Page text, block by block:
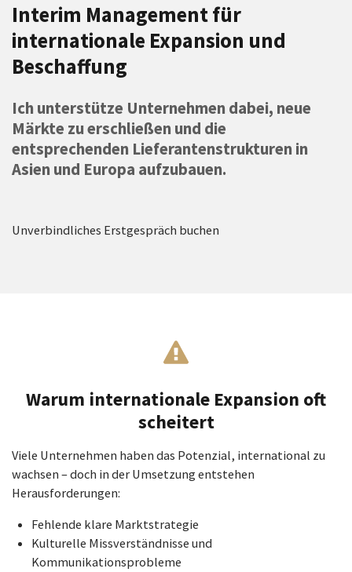
Interim Management für
internationale Expansion und
Beschaffung
Ich unterstütze Unternehmen dabei, neue
Märkte zu erschließen und die
entsprechenden Lieferantenstrukturen in
Asien und Europa aufzubauen.
Unverbindliches Erstgespräch buchen
Warum internationale Expansion oft
scheitert
Viele Unternehmen haben das Potenzial, international zu
wachsen – doch in der Umsetzung entstehen
Herausforderungen:
Fehlende klare Marktstrategie
Kulturelle Missverständnisse und
Kommunikationsprobleme